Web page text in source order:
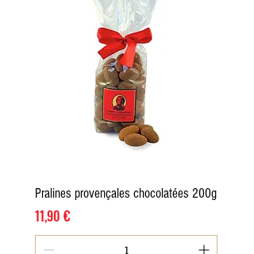
Pralines provençales chocolatées 200g
Prix
11,90 €